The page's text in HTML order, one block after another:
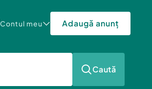
Contul meu Adaugă anunț
Caută